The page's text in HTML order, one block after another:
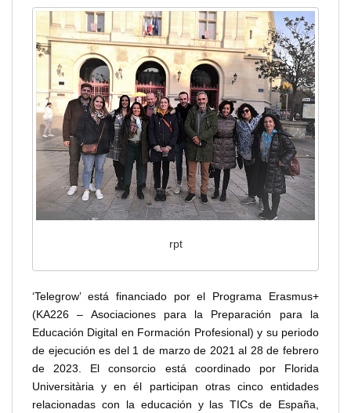
rpt
‘Telegrow’ está financiado por el Programa Erasmus+
(KA226 – Asociaciones para la Preparación para la
Educación Digital en Formación Profesional) y su periodo
de ejecución es del 1 de marzo de 2021 al 28 de febrero
de 2023. El consorcio está coordinado por Florida
Universitària y en él participan otras cinco entidades
relacionadas con la educación y las TICs de España,